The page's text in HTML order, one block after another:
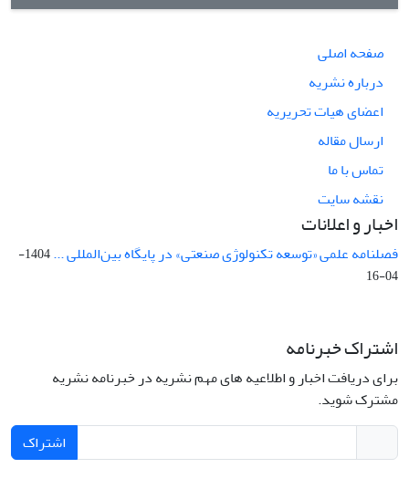
صفحه اصلی
درباره نشریه
اعضای هیات تحریریه
ارسال مقاله
تماس با ما
نقشه سایت
اخبار و اعلانات
فصلنامه علمی «توسعه تکنولوژی صنعتی» در پایگاه بین‌المللی ...
1404-
04-16
اشتراک خبرنامه
برای دریافت اخبار و اطلاعیه های مهم نشریه در خبرنامه نشریه
مشترک شوید.
اشتراک